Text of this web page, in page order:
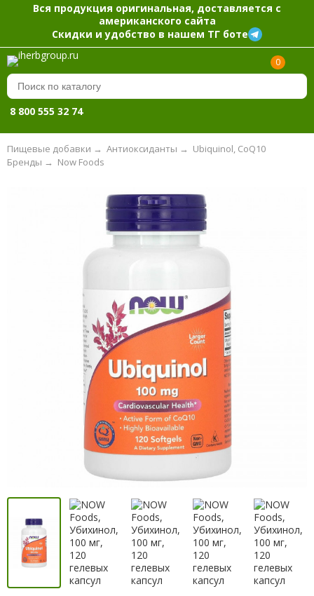
Вся продукция оригинальная, доставляется с
американского сайта
Скидки и удобство в нашем ТГ боте
0
8 800 555 32 74
Пищевые добавки → Антиоксиданты → Ubiquinol, CoQ10
Now Foods
Бренды →